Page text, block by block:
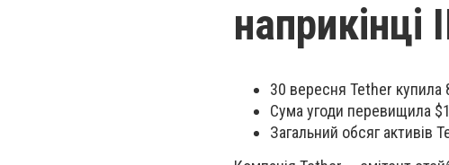
наприкінці
30 вересня Tether купила
Сума угоди перевищила
Загальний обсяг активів